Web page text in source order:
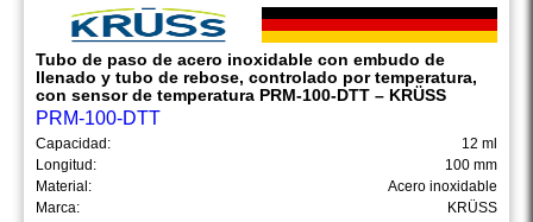
Tubo de paso de acero inoxidable con embudo de
llenado y tubo de rebose, controlado por temperatura,
con sensor de temperatura PRM-100-DTT – KRÜSS
PRM-100-DTT
Capacidad:
12 ml
Longitud:
100 mm
Material:
Acero inoxidable
Marca:
KRÜSS